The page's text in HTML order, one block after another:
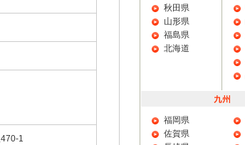
1
秋田県
山形県
福島県
北海道
福岡県
佐賀県